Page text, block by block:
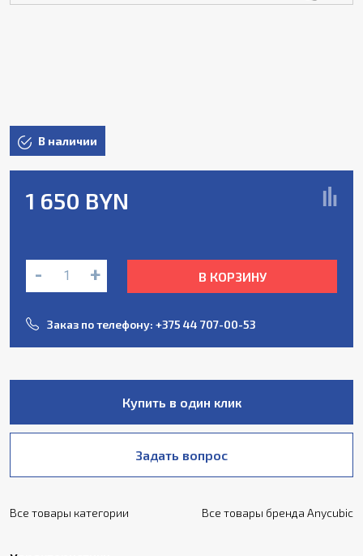
В наличии
1 650 BYN
- + В КОРЗИНУ
Заказ по телефону: +375 44 707-00-53
Купить в один клик
Задать вопрос
Все товары категории Все товары бренда Anycubic